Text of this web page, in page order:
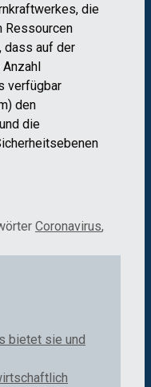
die
Ressourcen
dass auf der
verfügbar
den
die
Coronavirus,
bietet sie und